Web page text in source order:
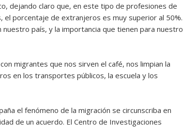
dejando claro que, en este tipo de profesiones de
porcentaje de extranjeros es muy superior al 50%.
país, y la importancia que tienen para nuestro
migrantes que nos sirven el café, nos limpian la
en los transportes públicos, la escuela y los
el fenómeno de la migración se circunscriba en
de un acuerdo. El Centro de Investigaciones